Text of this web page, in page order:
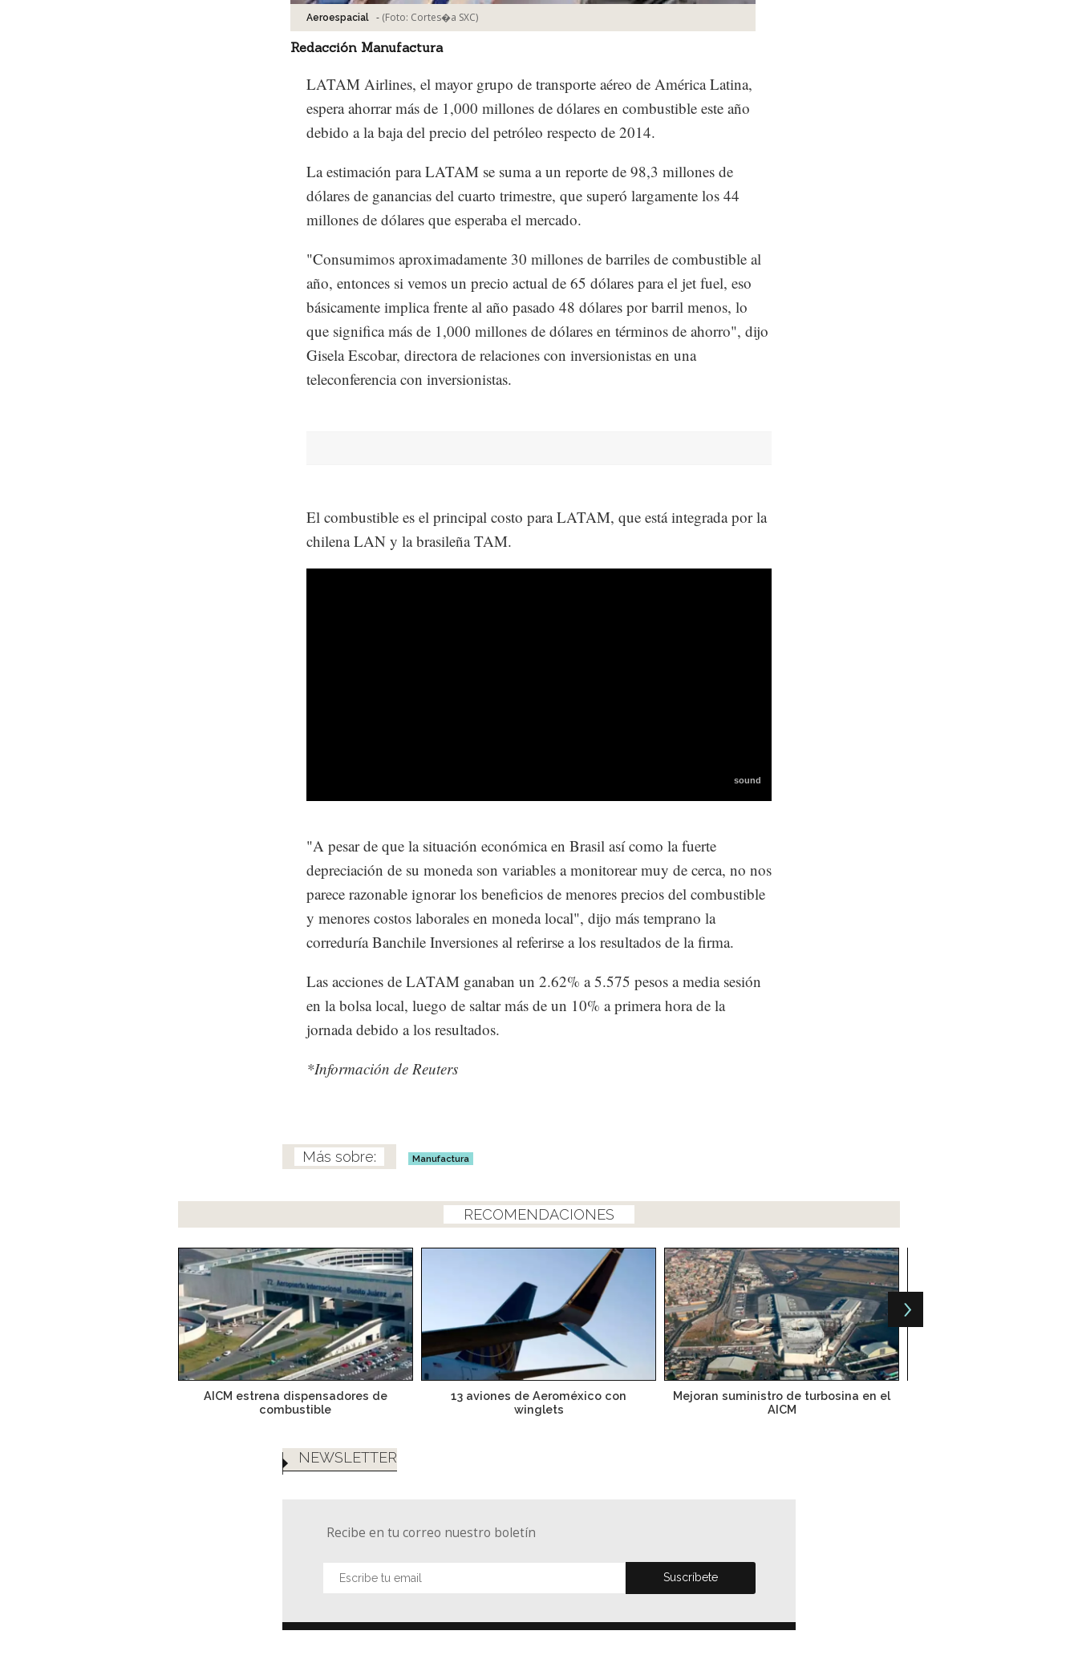
Aeroespacial - (Foto: Cortes�a SXC)
Redacción Manufactura
LATAM Airlines, el mayor grupo de transporte aéreo de América Latina,
espera ahorrar más de 1,000 millones de dólares en combustible este año
debido a la baja del precio del petróleo respecto de 2014.
La estimación para LATAM se suma a un reporte de 98,3 millones de
dólares de ganancias del cuarto trimestre, que superó largamente los 44
millones de dólares que esperaba el mercado.
"Consumimos aproximadamente 30 millones de barriles de combustible al
año, entonces si vemos un precio actual de 65 dólares para el jet fuel, eso
básicamente implica frente al año pasado 48 dólares por barril menos, lo
que significa más de 1,000 millones de dólares en términos de ahorro", dijo
Gisela Escobar, directora de relaciones con inversionistas en una
teleconferencia con inversionistas.
El combustible es el principal costo para LATAM, que está integrada por la
chilena LAN y la brasileña TAM.
"A pesar de que la situación económica en Brasil así como la fuerte
depreciación de su moneda son variables a monitorear muy de cerca, no nos
parece razonable ignorar los beneficios de menores precios del combustible
y menores costos laborales en moneda local", dijo más temprano la
correduría Banchile Inversiones al referirse a los resultados de la firma.
Las acciones de LATAM ganaban un 2.62% a 5.575 pesos a media sesión
en la bolsa local, luego de saltar más de un 10% a primera hora de la
jornada debido a los resultados.
*Información de Reuters
Manufactura
RECOMENDACIONES
AICM estrena dispensadores de
combustible
13 aviones de Aeroméxico con
winglets
Mejoran suministro de turbosina en el
AICM
NEWSLETTER
Recibe en tu correo nuestro boletín